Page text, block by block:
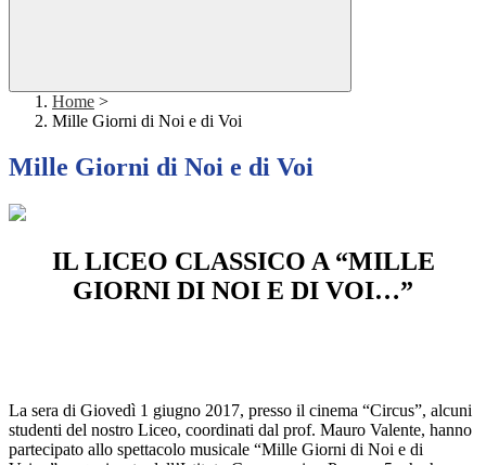
Home >
Mille Giorni di Noi e di Voi
Mille Giorni di Noi e di Voi
IL LICEO CLASSICO A “MILLE
GIORNI DI NOI E DI VOI…”
La sera di Giovedì 1 giugno 2017, presso il cinema “Circus”, alcuni
studenti del nostro Liceo, coordinati dal prof. Mauro Valente, hanno
partecipato allo spettacolo musicale “Mille Giorni di Noi e di